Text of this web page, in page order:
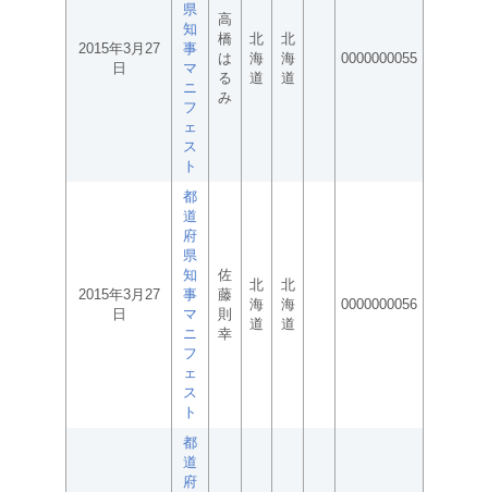
2015年3月27
日
県
知
事
マ
ニ
フ
ェ
ス
ト
高
橋
は
る
み
北
海
道
北
海
道
0000000055
2015年3月27
日
都
道
府
県
知
事
マ
ニ
フ
ェ
ス
ト
佐
藤
則
幸
北
海
道
北
海
道
0000000056
都
道
府